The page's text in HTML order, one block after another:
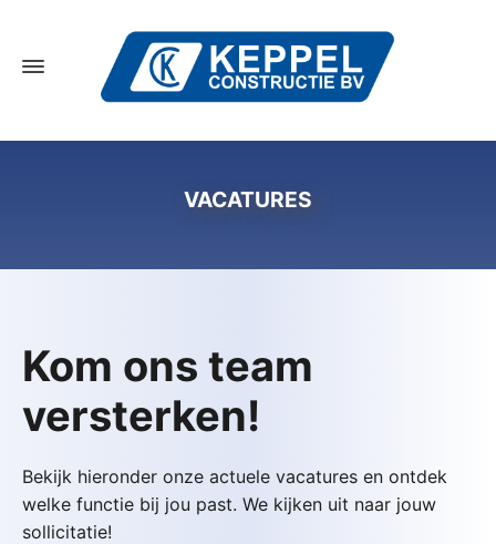
VACATURES
Kom ons team
versterken!
Bekijk hieronder onze actuele vacatures en ontdek
welke functie bij jou past. We kijken uit naar jouw
sollicitatie!